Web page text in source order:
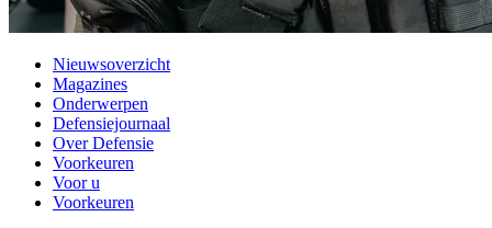
Nieuwsoverzicht
Magazines
Onderwerpen
Defensiejournaal
Over Defensie
Voorkeuren
Voor u
Voorkeuren